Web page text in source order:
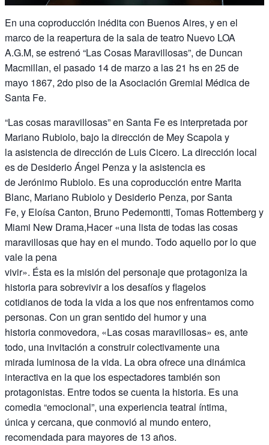
En una coproducción inédita con Buenos Aires, y en el
marco de la reapertura de la sala de teatro Nuevo LOA
A.G.M, se estrenó “Las Cosas Maravillosas”, de Duncan
Macmillan, el pasado 14 de marzo a las 21 hs en 25 de
mayo 1867, 2do piso de la Asociación Gremial Médica de
Santa Fe.
“Las cosas maravillosas” en Santa Fe es interpretada por
Mariano Rubiolo, bajo la dirección de Mey Scapola y
la asistencia de dirección de Luis Cicero. La dirección local
es de Desiderio Ángel Penza y la asistencia es
de Jerónimo Rubiolo. Es una coproducción entre Marita
Blanc, Mariano Rubiolo y Desiderio Penza, por Santa
Fe, y Eloísa Canton, Bruno Pedemontti, Tomas Rottemberg y
Miami New Drama,Hacer «una lista de todas las cosas
maravillosas que hay en el mundo. Todo aquello por lo que
vale la pena
vivir». Ésta es la misión del personaje que protagoniza la
historia para sobrevivir a los desafíos y flagelos
cotidianos de toda la vida a los que nos enfrentamos como
personas. Con un gran sentido del humor y una
historia conmovedora, «Las cosas maravillosas» es, ante
todo, una invitación a construir colectivamente una
mirada luminosa de la vida. La obra ofrece una dinámica
interactiva en la que los espectadores también son
protagonistas. Entre todos se cuenta la historia. Es una
comedia “emocional”, una experiencia teatral íntima,
única y cercana, que conmovió al mundo entero,
recomendada para mayores de 13 años.